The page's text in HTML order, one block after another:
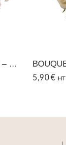
Boule de fleurs blanche – Ø60 CM
5,90€ HT